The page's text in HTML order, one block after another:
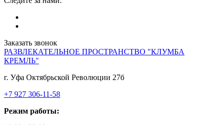
Заказать звонок
РАЗВЛЕКАТЕЛЬНОЕ ПРОСТРАНСТВО "КЛУМБА
КРЕМЛЬ"
г. Уфа Октябрьской Революции 27б
+7 927 306-11-58
Режим работы: